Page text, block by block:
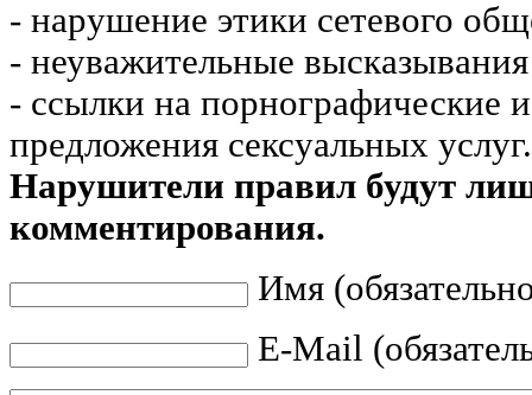
- нарушение этики сетевого
- неуважительные
- ссылки на порнографические
предложения сексуальных услуг.
Нарушители правил будут
комментирования.
Имя
E-Mail